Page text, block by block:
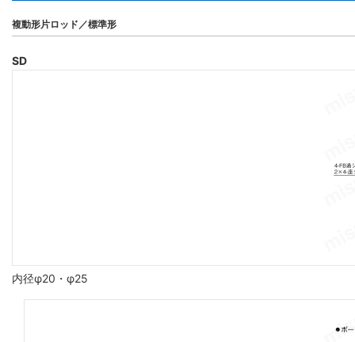
複動形片ロッド／標準形
SD
内径φ20・φ25